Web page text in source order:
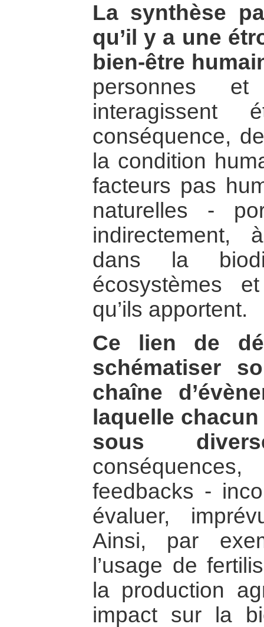
La synthèse
qu’il y a une
bien-être
personnes
interagissent
conséquence,
la condition
facteurs pas
naturelles -
indirectement,
dans la
écosystèmes
qu’ils apportent.
Ce lien de
schématiser
chaîne
laquelle
sous
feedbacks -
évaluer,
Ainsi, par
l’usage de
la production
impact sur la